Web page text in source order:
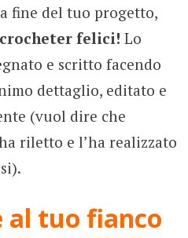
fine del tuo progetto,
felici! Lo
e scritto facendo
dettaglio, editato e
(vuol dire che
riletto e l’ha realizzato
al tuo fianco